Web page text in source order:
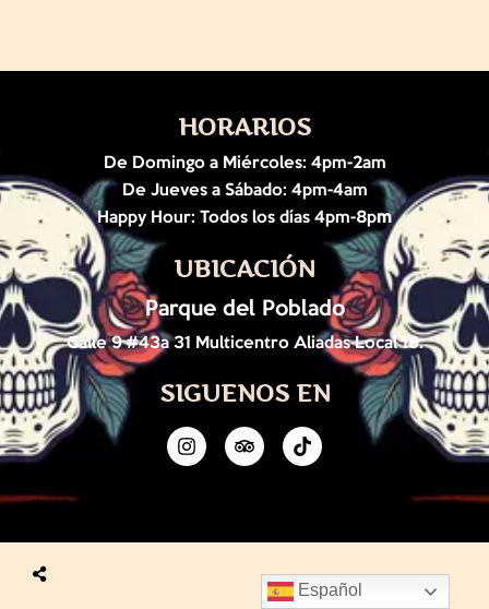
HORARIOS
De Domingo a Miércoles: 4pm-2am
De Jueves a Sábado: 4pm-4am
Happy Hour: Todos los días 4pm-8pm
UBICACIÓN
Parque del Poblado
Calle 9 #43a 31 Multicentro Aliadas Local 19.
SIGUENOS EN
Español